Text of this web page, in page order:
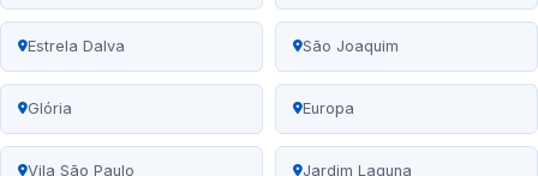
Estrela Dalva São Joaquim
Glória Europa
Vila São Paulo Jardim Laguna